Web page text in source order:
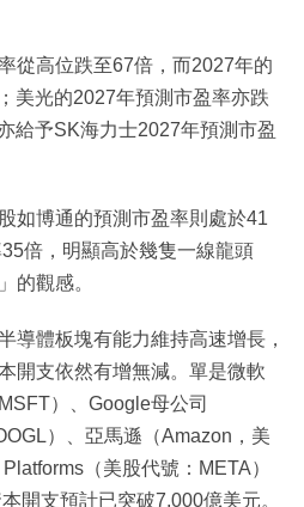
從高位跌至67倍，而2027年的
美光的2027年預測市盈率亦跌
給予SK海力士2027年預測市盈
如博通的預測市盈率則處於41
倍，明顯高於幾隻一線龍頭
的觀感。
導體板塊有能力維持高速增長，
開支依然有增無減。單是微軟
）、Google母公司
）、亞馬遜（Amazon，美
（美股代號：META）
開支預計已突破7,000億美元。